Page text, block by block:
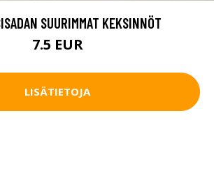
SUURIMMAT KEKSINNÖT
7.5 EUR
LISÄTIETOJA